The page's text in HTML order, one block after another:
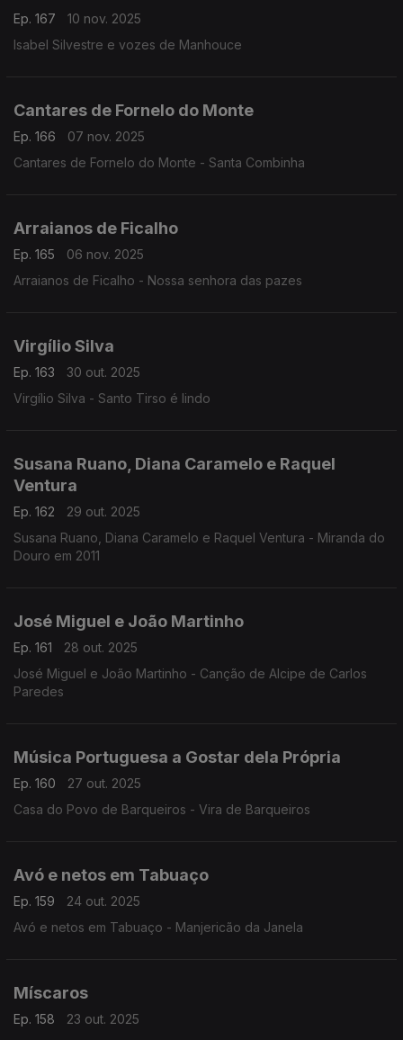
Ep. 167
10 nov. 2025
Isabel Silvestre e vozes de Manhouce
Cantares de Fornelo do Monte
Ep. 166
07 nov. 2025
Cantares de Fornelo do Monte - Santa Combinha
Arraianos de Ficalho
Ep. 165
06 nov. 2025
Arraianos de Ficalho - Nossa senhora das pazes
Virgílio Silva
Ep. 163
30 out. 2025
Virgílio Silva - Santo Tirso é lindo
Susana Ruano, Diana Caramelo e Raquel
Ventura
Ep. 162
29 out. 2025
Susana Ruano, Diana Caramelo e Raquel Ventura - Miranda do
Douro em 2011
José Miguel e João Martinho
Ep. 161
28 out. 2025
José Miguel e João Martinho - Canção de Alcipe de Carlos
Paredes
Música Portuguesa a Gostar dela Própria
Ep. 160
27 out. 2025
Casa do Povo de Barqueiros - Vira de Barqueiros
Avó e netos em Tabuaço
Ep. 159
24 out. 2025
Avó e netos em Tabuaço - Manjericão da Janela
Míscaros
Ep. 158
23 out. 2025